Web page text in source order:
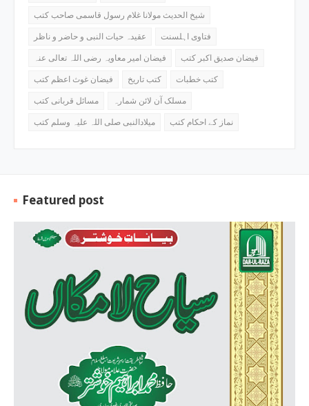
شیخ الحدیث مولانا غلام رسول قاسمی صاحب کتب
عقیدہ حیات النبی و حاضر و ناظر
فتاوی اہلسنت
فیضان امیر معاویہ رضی اللہ تعالی عنہ
فیضان صدیق اکبر کتب
فیضان غوث اعظم کتب
کتب تاریخ
کتب خطبات
مسائل قربانی کتب
مسلک آن لائن شمارہ
میلادالنبی صلی اللہ علیہ وسلم کتب
نماز کے احکام کتب
Featured post